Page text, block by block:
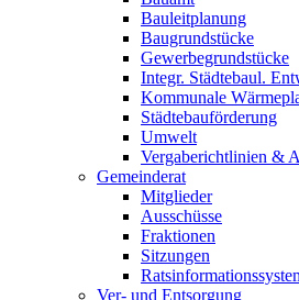
Bauleitplanung
Baugrundstücke
Gewerbegrundstücke
Integr. Städtebaul.
Kommunale
Städtebauförderung
Umwelt
Vergaberichtlinien &
Gemeinderat
Mitglieder
Ausschüsse
Fraktionen
Sitzungen
Ver- und Entsorgung